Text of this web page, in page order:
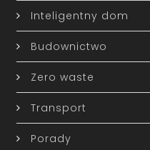
Inteligentny dom
Budownictwo
Zero waste
Transport
Porady